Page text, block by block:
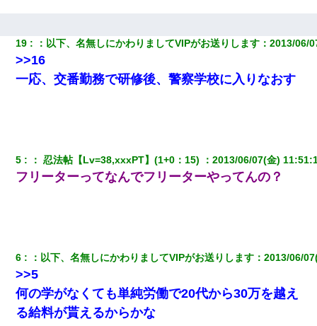
同じマンションに住んでる女性が鍵をわかりやすいところに隠し
ている事に気づいた俺「忍びこんでみよう！」→ 結果
嘘をついてフリン旅行へ出かけた嫁→翌日、嫁「ただいま～」旦
那「娘がシんだよ。何度も連絡したのに…」嫁「えっ」→なん
と・・・
隣室のお婆ちゃん「下階からの異臭に困ってる、今もすっごく臭
い」私「変だなあ～なにも臭わないよ」→ その後。警察『絶対に
窓とドアを開けないで』
我が家のガレージに見知らぬ車。俺「もしもし、玄関にもシャッ
19 ： 以下、名無しにかわりましてVIPがお送りします ：2013/06/
>>16
一応、交番勤務で研修後、警察学校に入りなおす
5 ： 忍法帖【Lv=38,xxxPT】(1+0：15) ：2013/06/07(金)
フリーターってなんでフリーターやってんの？
6 ： 以下、名無しにかわりましてVIPがお送りします ：2013/06/
>>5
何の学がなくても単純労働で20代から30万を越え
る給料が貰えるからかな